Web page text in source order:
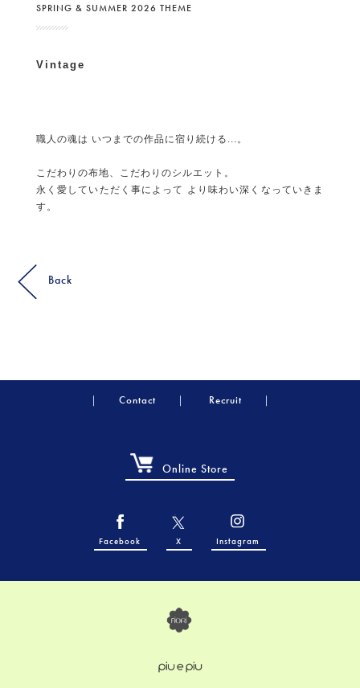
SPRING & SUMMER 2026 THEME
Vintage
職人の魂は いつまでの作品に宿り続ける...。
こだわりの布地、こだわりのシルエット。
永く愛していただく事によって より味わい深くなっていきま
す。
Back
Contact Recruit
Online Store
Facebook X Instagram